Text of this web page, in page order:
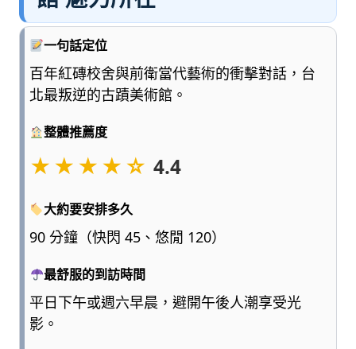
遊
用，
一句話定位
百年紅磚校舍與前衛當代藝術的衝擊對話，台
北最叛逆的古蹟美術館。
整體推薦度
★★★★☆ 4.4
大約要安排多久
90 分鐘（快閃 45、悠閒 120）
最舒服的到訪時間
平日下午或週六早晨，避開午後人潮享受光
影。